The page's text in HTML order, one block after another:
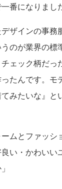
番になりまし
ザインの事務
のが業界の
ェック柄だ
たんです。モ
みたいな』
ムとファッシ
い・かわい